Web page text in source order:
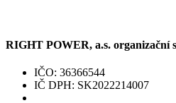
RIGHT POWER, a.s. organizační
IČO: 36366544
IČ DPH: SK2022214007